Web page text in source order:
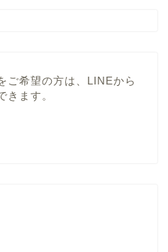
ご希望の方は、LINEから
きます。